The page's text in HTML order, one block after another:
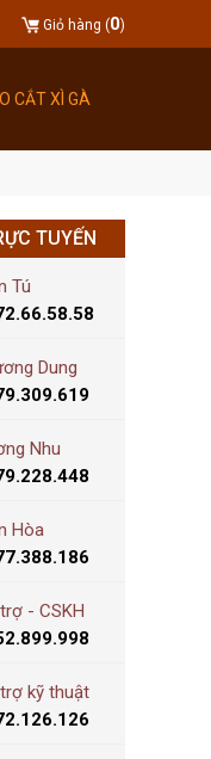
CẮT XÌ GÀ
TUYẾN
Tú
Dung
Nhu
Hòa
- CSKH
kỹ thuật
Giỏ hàng (0)